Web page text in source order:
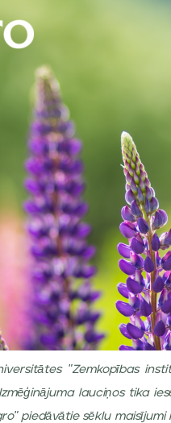
"Zemkopības
lauciņos tika
piedāvātie sēklu